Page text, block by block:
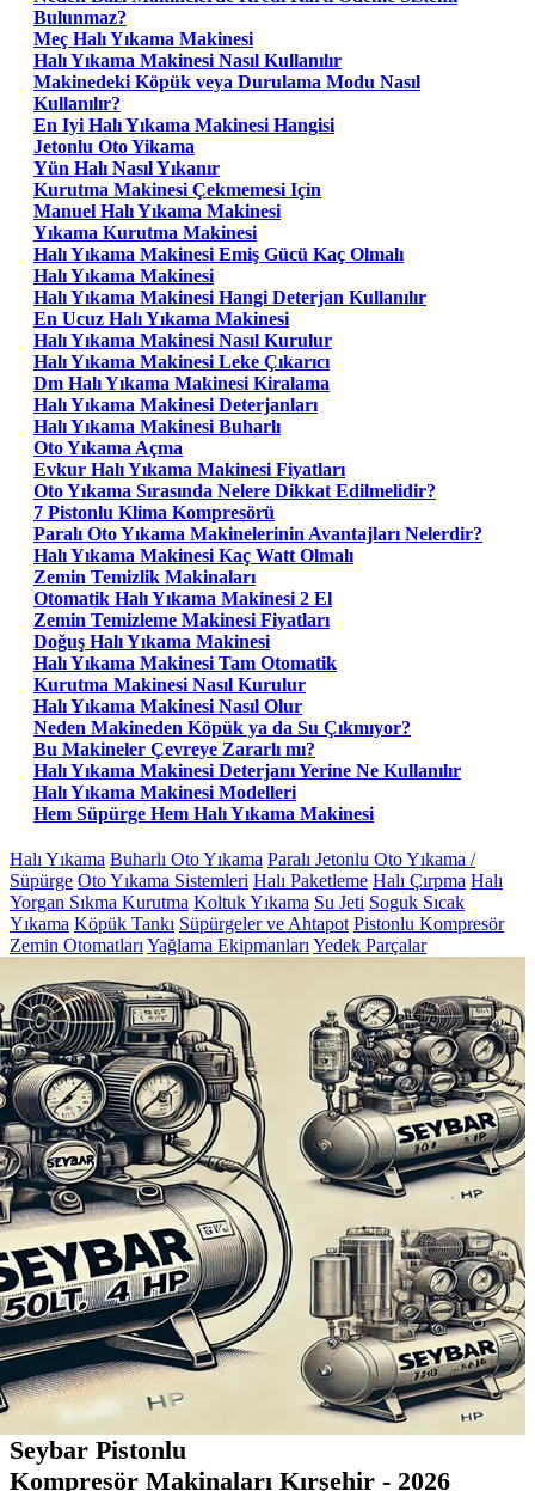
Bulunmaz?
Meç Halı Yıkama Makinesi
Halı Yıkama Makinesi Nasıl Kullanılır
Makinedeki Köpük veya Durulama Modu Nasıl
Kullanılır?
En Iyi Halı Yıkama Makinesi Hangisi
Jetonlu Oto Yikama
Yün Halı Nasıl Yıkanır
Kurutma Makinesi Çekmemesi Için
Manuel Halı Yıkama Makinesi
Yıkama Kurutma Makinesi
Halı Yıkama Makinesi Emiş Gücü Kaç Olmalı
Halı Yıkama Makinesi
Halı Yıkama Makinesi Hangi Deterjan Kullanılır
En Ucuz Halı Yıkama Makinesi
Halı Yıkama Makinesi Nasıl Kurulur
Halı Yıkama Makinesi Leke Çıkarıcı
Dm Halı Yıkama Makinesi Kiralama
Halı Yıkama Makinesi Deterjanları
Halı Yıkama Makinesi Buharlı
Oto Yıkama Açma
Evkur Halı Yıkama Makinesi Fiyatları
Oto Yıkama Sırasında Nelere Dikkat Edilmelidir?
7 Pistonlu Klima Kompresörü
Paralı Oto Yıkama Makinelerinin Avantajları Nelerdir?
Halı Yıkama Makinesi Kaç Watt Olmalı
Zemin Temizlik Makinaları
Otomatik Halı Yıkama Makinesi 2 El
Zemin Temizleme Makinesi Fiyatları
Doğuş Halı Yıkama Makinesi
Halı Yıkama Makinesi Tam Otomatik
Kurutma Makinesi Nasıl Kurulur
Halı Yıkama Makinesi Nasıl Olur
Neden Makineden Köpük ya da Su Çıkmıyor?
Bu Makineler Çevreye Zararlı mı?
Halı Yıkama Makinesi Deterjanı Yerine Ne Kullanılır
Halı Yıkama Makinesi Modelleri
Hem Süpürge Hem Halı Yıkama Makinesi
Halı Yıkama Buharlı Oto Yıkama Paralı Jetonlu Oto Yıkama /
Süpürge Oto Yıkama Sistemleri Halı Paketleme Halı Çırpma Halı
Yorgan Sıkma Kurutma Koltuk Yıkama Su Jeti Soguk Sıcak
Yıkama Köpük Tankı Süpürgeler ve Ahtapot Pistonlu Kompresör
Zemin Otomatları Yağlama Ekipmanları Yedek Parçalar
Seybar Pistonlu
Kompresör Makinaları Kırşehir - 2026